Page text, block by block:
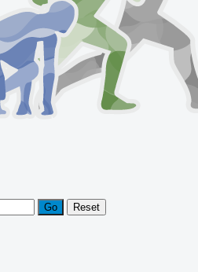
Go Reset